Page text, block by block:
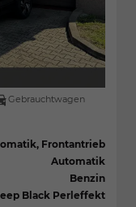
Gebrauchtwagen
Frontantrieb
Automatik
Benzin
Black Perleffekt